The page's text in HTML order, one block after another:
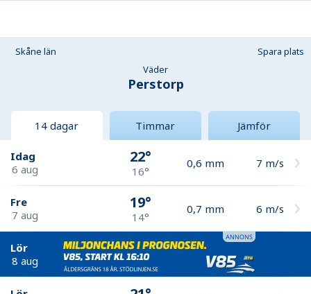
Skåne län
Spara plats
Väder
Perstorp
14 dagar Timmar Jämför
Idag
6 aug
22°
16°
0,6 mm 7 m/s
Fre
7 aug
19°
14°
0,7 mm 6 m/s
Lör
8 aug